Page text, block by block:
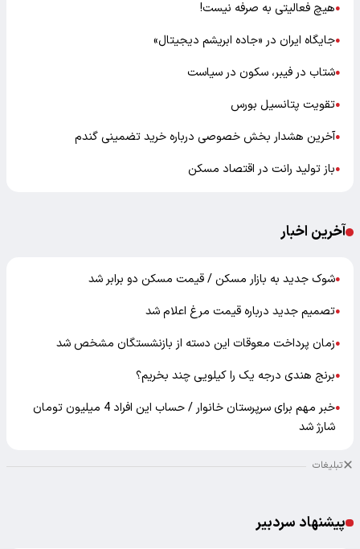
●هیچ فعالیتی به صرفه نیست!
●جایگاه ایران در «جاده ابریشم دیجیتال»
●شتاب در فیبر، سکون در سیاست
●تقویت پتانسیل بورس
●آخرین هشدار بخش خصوصی درباره خرید تضمینی گندم
●باز تولید رانت در اقتصاد مسکن
آخرین اخبار
●شوک جدید به بازار مسکن / قیمت مسکن دو برابر شد
●تصمیم جدید درباره قیمت مرغ اعلام شد
●زمان پرداخت معوقات این دسته از بازنشستگان مشخص شد
●برنج هندی درجه یک را کیلویی چند بخریم؟
●
خبر مهم برای سرپرستان خانوار / حساب این افراد 4 میلیون تومان
شارژ شد
تبلیغات
پیشنهاد سردبیر